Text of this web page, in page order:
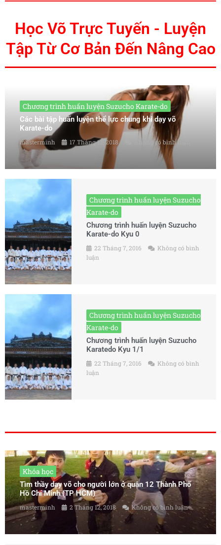
Học Võ Trực Tuyến - Luyện
Tập Từ Cơ Bản Đến Nâng Cao
Chương trình huấn luyện Suzucho Karate-do
Các bài tập huấn luyện thể lực chung khi dạy võ
Karate-do
masterminh 17 Tháng 12, 2018 Không có bình luận
Chương trình huấn luyện Suzucho
Karate-do
Chương trình huấn luyện Suzucho
Karate-do Kyu 0
22 Tháng 7, 2016
Không có bình
luận
Chương trình huấn luyện Suzucho
Karate-do
Chương trình huấn luyện Suzucho
Karatedo Kyu 1/1
22 Tháng 7, 2016
Không có bình
luận
Khóa học
Tìm thầy dạy võ cho người lớn ở quận 12 Thành Phố
Hồ Chí Minh (TP HCM)
masterminh 2 Tháng 12, 2018 Không có bình luận